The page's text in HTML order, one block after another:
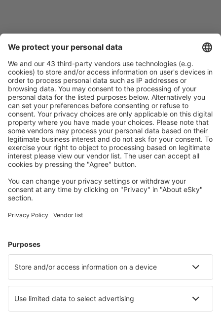
Ricerca rapida e semplice
Pianifica in sicurezza
Prenotazione senza pensieri con possibilità di
cancellazione gratuita.
Risparmia di più
Prezzi attraenti e offerte speciali per gli utenti registrati.
Scegli tra oltre 1,3 milioni di strutture: hotel, lodge,
appartamenti e altri.
Hotel in Austria - Città popolari
Hotel a Graz Hotel in Schladming